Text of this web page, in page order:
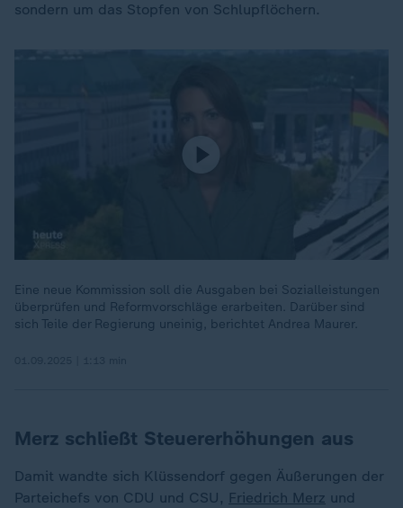
sondern um das Stopfen von Schlupflöchern.
Eine neue Kommission soll die Ausgaben bei Sozialleistungen
überprüfen und Reformvorschläge erarbeiten. Darüber sind
sich Teile der Regierung uneinig, berichtet Andrea Maurer.
Merz schließt Steuererhöhungen aus
Damit wandte sich Klüssendorf gegen Äußerungen der
Parteichefs von CDU und CSU, Friedrich Merz und